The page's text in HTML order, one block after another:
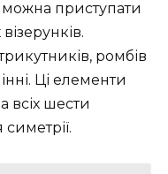
можна приступати
ромбів
Ці елементи
всіх шести